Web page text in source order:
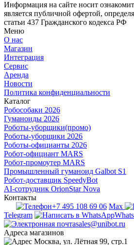
Информация на сайте носит
является публичной офертой,
статьи 437 Гражданского кодекса РФ
Меню
О нас
Магазин
Интеграция
Сервис
Аренда
Новости
Политика конфиденциальности
Каталог
Робособаки 2026
Гуманоиды 2026
Роботы-уборщики(промо)
Роботы-уборщики 2026
Роботы-официанты 2026
Робот-официант MARS
Робот-промоутер MARS
Промышленный гуманоид Galbot S1
Робот-доставщик SpeedyBot
AI-сотрудник OrionStar Nova
Контакты
+7 495 108 69 06 Max
Telegram
sales@unibot.ru
Адреса магазинов
Москва, ул. Лётная 99, стр.1